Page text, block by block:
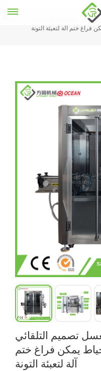
السرعة فراغ يمكن ختم آلة
فراغ ختم آلة لتعبئة التونة
تصميم التلقائي
يمكن فراغ ختم
آلة لتعبئة التونة